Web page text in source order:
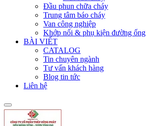
Đầu phun chữa cháy
Trung tâm báo cháy
Van công nghiệp
Khớp nối & phụ kiện đường ống
BÀI VIẾT
CATALOG
Tin chuyên ngành
Tư vấn khách hàng
Blog tin tức
Liên hệ